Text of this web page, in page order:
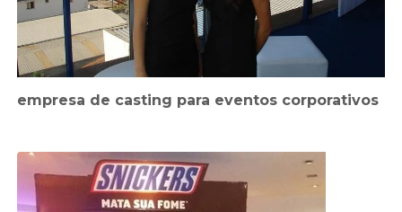
empresa de casting para eventos corporativos